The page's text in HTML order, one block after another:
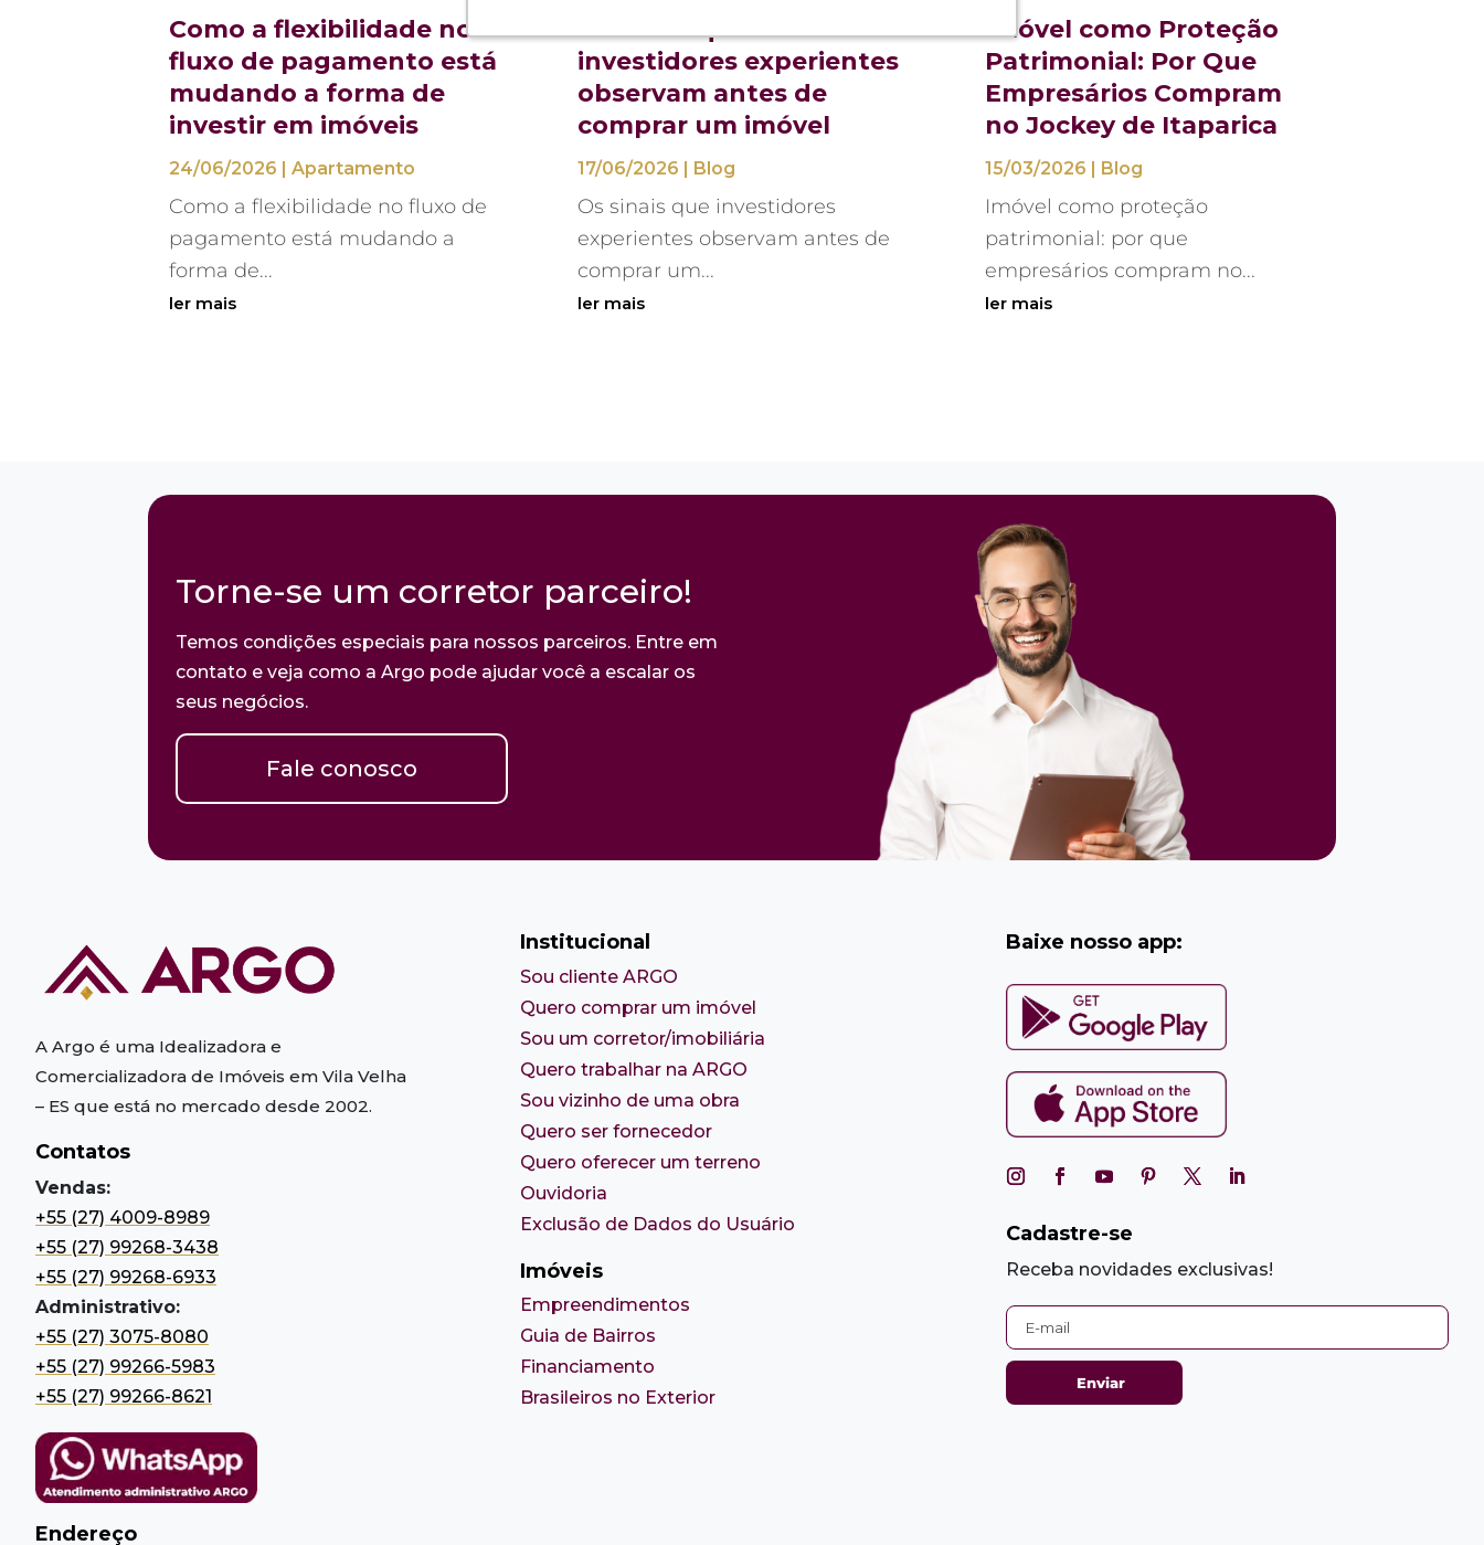
Como a flexibilidade no
fluxo de pagamento está
mudando a forma de
investir em imóveis
24/06/2026 |Apartamento
Como a flexibilidade no fluxo de
pagamento está mudando a
forma de...
ler mais
Os sinais que
investidores experientes
observam antes de
comprar um imóvel
17/06/2026 | Blog
Os sinais que investidores
experientes observam antes de
comprar um...
ler mais
Imóvel como Proteção
Patrimonial: Por Que
Empresários Compram
no Jockey de Itaparica
15/03/2026 | Blog
Imóvel como proteção
patrimonial: por que
empresários compram no...
ler mais
Torne-se um corretor parceiro!
Temos condições especiais para nossos parceiros. Entre em
contato e veja como a Argo pode ajudar você a escalar os
seus negócios.
Fale conosco
A Argo é uma Idealizadora e
Comercializadora de Imóveis em Vila Velha
– ES que está no mercado desde 2002.
Contatos
Vendas:
+55 (27) 4009-8989
+55 (27) 99268-3438
+55 (27) 99268-6933
Administrativo:
+55 (27) 3075-8080
+55 (27) 99266-5983
+55 (27) 99266-8621
Endereço
Institucional
Sou cliente ARGO
Quero comprar um imóvel
Sou um corretor/imobiliária
Quero trabalhar na ARGO
Sou vizinho de uma obra
Quero ser fornecedor
Quero oferecer um terreno
Ouvidoria
Exclusão de Dados do Usuário
Imóveis
Empreendimentos
Guia de Bairros
Financiamento
Brasileiros no Exterior
Baixe nosso app:
Cadastre-se
Receba novidades exclusivas!